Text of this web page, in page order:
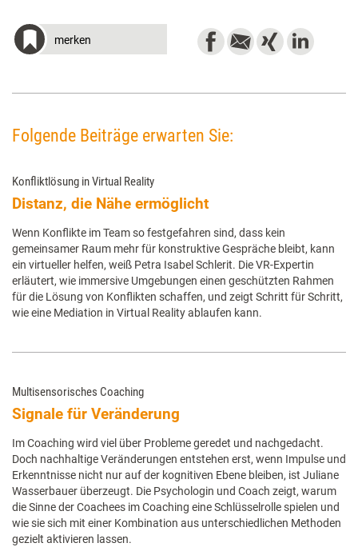
merken
Folgende Beiträge erwarten Sie:
Konfliktlösung in Virtual Reality
Distanz, die Nähe ermöglicht
Wenn Konflikte im Team so festgefahren sind, dass kein
gemeinsamer Raum mehr für konstruktive Gespräche bleibt, kann
ein virtueller helfen, weiß Petra Isabel Schlerit. Die VR-Expertin
erläutert, wie immersive Umgebungen einen geschützten Rahmen
für die Lösung von Konflikten schaffen, und zeigt Schritt für Schritt,
wie eine Mediation in Virtual Reality ablaufen kann.
Multisensorisches Coaching
Signale für Veränderung
Im Coaching wird viel über Probleme geredet und nachgedacht.
Doch nachhaltige Veränderungen entstehen erst, wenn Impulse und
Erkenntnisse nicht nur auf der kognitiven Ebene bleiben, ist Juliane
Wasserbauer überzeugt. Die Psychologin und Coach zeigt, warum
die Sinne der Coachees im Coaching eine Schlüsselrolle spielen und
wie sie sich mit einer Kombination aus unterschiedlichen Methoden
gezielt aktivieren lassen.